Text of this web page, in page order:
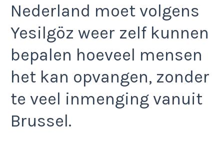
Nederland moet volgens
Yesilgöz weer zelf kunnen
bepalen hoeveel mensen
het kan opvangen, zonder
te veel inmenging vanuit
Brussel.